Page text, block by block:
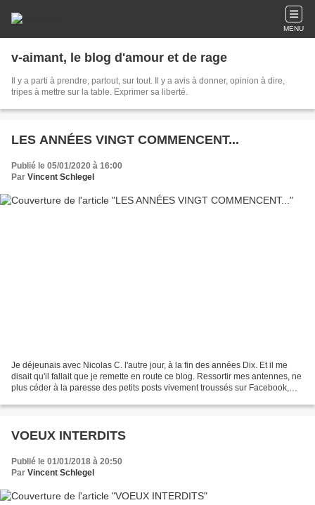
MENU
v-aimant, le blog d'amour et de rage
Il y a parti à prendre, partout, sur tout. Il y a avis à donner, opinion à dire,
tripes à mettre sur la table. Exprimer sa liberté.
LES ANNÉES VINGT COMMENCENT...
Publié le 05/01/2020 à 16:00
Par Vincent Schlegel
Je déjeunais avec Nicolas C. l'autre jour, à la fin des années Dix. Et il me
disait qu'il fallait que je remette en route ce blog. Ressortir mes antennes, ne
plus céder à la paresse des petits posts vivement troussés sur Facebook,
VOEUX INTERDITS
Publié le 01/01/2018 à 20:50
Par Vincent Schlegel